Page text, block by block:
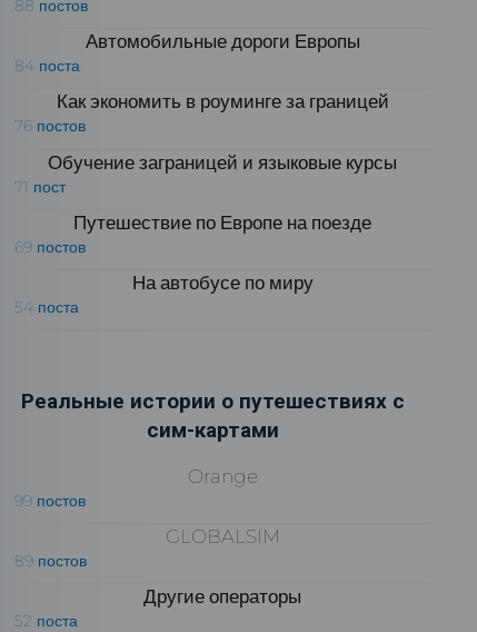
88 постов
Автомобильные дороги Европы
84 поста
Как экономить в роуминге за границей
76 постов
Обучение заграницей и языковые курсы
71 пост
Путешествие по Европе на поезде
69 постов
На автобусе по миру
54 поста
Реальные истории о путешествиях с
сим-картами
Orange
99 постов
GLOBALSIM
89 постов
Другие операторы
52 поста